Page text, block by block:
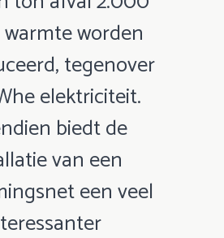
worden
tegenover
elektriciteit.
biedt de
van een
een veel